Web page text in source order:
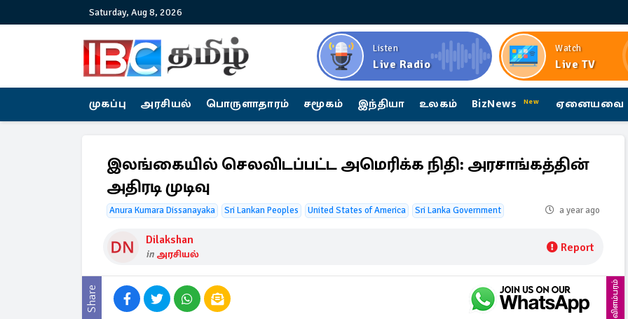
Saturday, Aug 8, 2026
Listen
Live Radio
Watch
Live TV
முகப்பு அரசியல் பொருளாதாரம் சமூகம் இந்தியா உலகம் BizNews New ஏனையவை
இலங்கையில் செலவிடப்பட்ட அமெரிக்க நிதி: அரசாங்கத்தின்
அதிரடி முடிவு
Anura Kumara Dissanayaka Sri Lankan Peoples United States of America Sri Lanka Government a year ago
Dilakshan
in அரசியல் Report
Share விளம்பரம்